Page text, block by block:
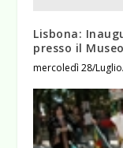
Lisbona:
presso il
mercoledì 28/